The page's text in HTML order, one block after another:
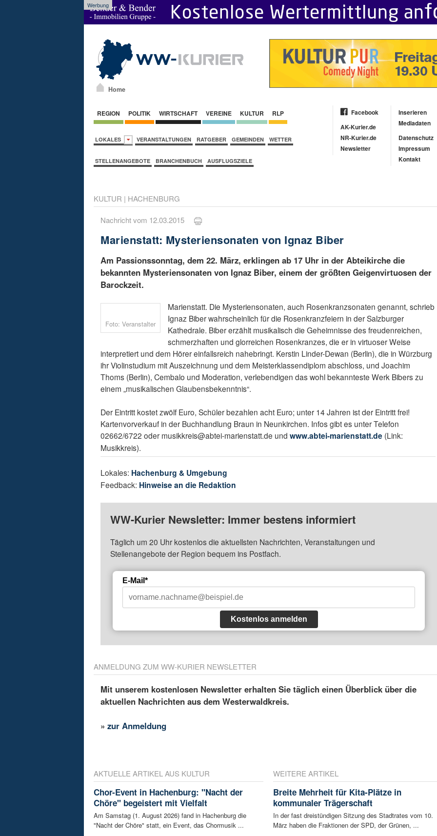
Werbung
Home
REGION POLITIK WIRTSCHAFT VEREINE KULTUR RLP
LOKALES VERANSTALTUNGEN RATGEBER GEMEINDEN WETTER
STELLENANGEBOTE BRANCHENBUCH AUSFLUGSZIELE
Facebook
AK-Kurier.de
NR-Kurier.de
Newsletter
Inserieren
Mediadaten
Datenschutz
Impressum
Kontakt
KULTUR | HACHENBURG
Nachricht vom 12.03.2015
Marienstatt: Mysteriensonaten von Ignaz Biber
Am Passionssonntag, dem 22. März, erklingen ab 17 Uhr in der Abteikirche die
bekannten Mysteriensonaten von Ignaz Biber, einem der größten Geigenvirtuosen der
Barockzeit.
Foto: Veranstalter
Marienstatt. Die Mysteriensonaten, auch Rosenkranzsonaten genannt, schrieb
Ignaz Biber wahrscheinlich für die Rosenkranzfeiern in der Salzburger
Kathedrale. Biber erzählt musikalisch die Geheimnisse des freudenreichen,
schmerzhaften und glorreichen Rosenkranzes, die er in virtuoser Weise
interpretiert und dem Hörer einfallsreich nahebringt. Kerstin Linder-Dewan (Berlin), die in Würzburg
ihr Violinstudium mit Auszeichnung und dem Meisterklassendiplom abschloss, und Joachim
Thoms (Berlin), Cembalo und Moderation, verlebendigen das wohl bekannteste Werk Bibers zu
einem „musikalischen Glaubensbekenntnis“.
Der Eintritt kostet zwölf Euro, Schüler bezahlen acht Euro; unter 14 Jahren ist der Eintritt frei!
Kartenvorverkauf in der Buchhandlung Braun in Neunkirchen. Infos gibt es unter Telefon
02662/6722 oder musikkreis@abtei-marienstatt.de undwww.abtei-marienstatt.de (Link:
Musikkreis).
Lokales: Hachenburg & Umgebung
Feedback: Hinweise an die Redaktion
WW-Kurier Newsletter: Immer bestens informiert
Täglich um 20 Uhr kostenlos die aktuellsten Nachrichten, Veranstaltungen und
Stellenangebote der Region bequem ins Postfach.
E-Mail*
Kostenlos anmelden
ANMELDUNG ZUM WW-KURIER NEWSLETTER
Mit unserem kostenlosen Newsletter erhalten Sie täglich einen Überblick über die
aktuellen Nachrichten aus dem Westerwaldkreis.
»zur Anmeldung
AKTUELLE ARTIKEL AUS KULTUR
Chor-Event in Hachenburg: "Nacht der
Chöre" begeistert mit Vielfalt
Am Samstag (1. August 2026) fand in Hachenburg die
"Nacht der Chöre" statt, ein Event, das Chormusik ...
WEITERE ARTIKEL
Breite Mehrheit für Kita-Plätze in
kommunaler Trägerschaft
In der fast dreistündigen Sitzung des Stadtrates vom 10.
März haben die Fraktionen der SPD, der Grünen, ...